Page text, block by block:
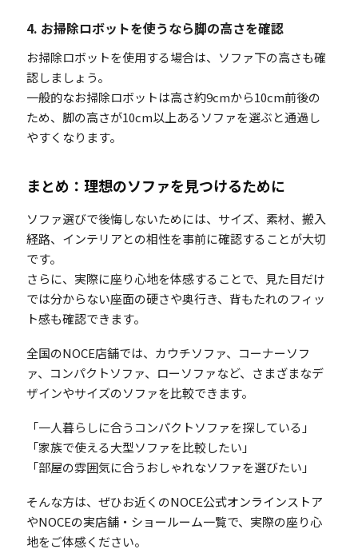
4. お掃除ロボットを使うなら脚の高さを確認
お掃除ロボットを使用する場合は、ソファ下の高さも確
認しましょう。
一般的なお掃除ロボットは高さ約9cmから10cm前後の
ため、脚の高さが10cm以上あるソファを選ぶと通過し
やすくなります。
まとめ：理想のソファを見つけるために
ソファ選びで後悔しないためには、サイズ、素材、搬入
経路、インテリアとの相性を事前に確認することが大切
です。
さらに、実際に座り心地を体感することで、見た目だけ
では分からない座面の硬さや奥行き、背もたれのフィッ
ト感も確認できます。
全国のNOCE店舗では、カウチソファ、コーナーソフ
ァ、コンパクトソファ、ローソファなど、さまざまなデ
ザインやサイズのソファを比較できます。
「一人暮らしに合うコンパクトソファを探している」
「家族で使える大型ソファを比較したい」
「部屋の雰囲気に合うおしゃれなソファを選びたい」
そんな方は、ぜひお近くのNOCE公式オンラインストア
やNOCEの実店舗・ショールーム一覧で、実際の座り心
地をご体感ください。